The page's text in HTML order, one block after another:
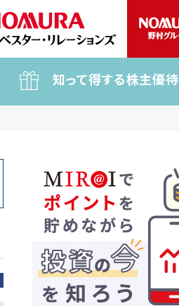
知って得する株主優待